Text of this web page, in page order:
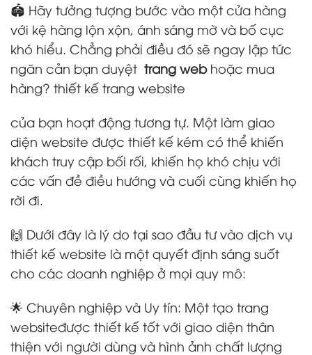
🏟️ Hãy tưởng tượng bước vào một cửa hàng
với kệ hàng lộn xộn, ánh sáng mờ và bố cục
khó hiểu. Chẳng phải điều đó sẽ ngay lập tức
ngăn cản bạn duyệt trang webhoặc mua
hàng? thiết kế trang website
của bạn hoạt động tương tự. Một làm giao
diện website được thiết kế kém có thể khiến
khách truy cập bối rối, khiến họ khó chịu với
các vấn đề điều hướng và cuối cùng khiến họ
rời đi.
🙌 Dưới đây là lý do tại sao đầu tư vào dịch vụ
thiết kế website là một quyết định sáng suốt
cho các doanh nghiệp ở mọi quy mô:
🌟 Chuyên nghiệp và Uy tín: Một tạo trang
websiteđược thiết kế tốt với giao diện thân
thiện với người dùng và hình ảnh chất lượng